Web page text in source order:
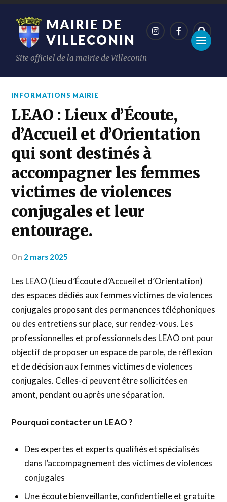
MAIRIE DE
VILLECONIN
Site officiel de la mairie de Villeconin
INFORMATIONS MAIRIE
LEAO : Lieux d’Écoute,
d’Accueil et d’Orientation
qui sont destinés à
accompagner les femmes
victimes de violences
conjugales et leur
entourage.
on 2 mars 2025
Les LEAO (Lieu d’Écoute d’Accueil et d’Orientation)
des espaces dédiés aux femmes victimes de violences
conjugales proposant des permanences téléphoniques
ou des entretiens sur place, sur rendez-vous. Les
professionnelles et professionnels des LEAO ont pour
objectif de proposer un espace de parole, de réflexion
et de décision aux femmes victimes de violences
conjugales. Celles-ci peuvent être sollicitées en
amont, pendant ou après une séparation.
Pourquoi contacter un LEAO ?
Des expertes et experts qualifiés et spécialisés
dans l’accompagnement des victimes de violences
conjugales
Une écoute bienveillante, confidentielle et gratuite